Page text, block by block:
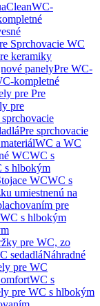
WC-
Sprchovacie WC
keramiky
panelyPre WC-
kompletné
pre Pre
pre
sprchovacie
Pre sprchovacie
WC a WC
WCWC s
s hlbokým
WCWC s
umiestnenú na
pre
WC s hlbokým
pre WC, zo
sedadláNáhradné
pre WC
WC s
pre WC s hlbokým